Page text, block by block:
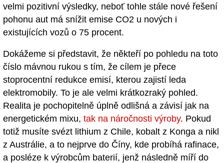
velmi pozitivní výsledky, neboť tohle stále nové řešení
pohonu aut má snížit emise CO2 u nových i
existujících vozů o 75 procent.
Dokážeme si představit, že někteří po pohledu na toto
číslo mávnou rukou s tím, že cílem je přece
stoprocentní redukce emisí, kterou zajistí leda
elektromobily. To je ale velmi krátkozraký pohled.
Realita je pochopitelně úplně odlišná a závisí jak na
energetickém mixu, tak na náročnosti výroby. Pokud
totiž musíte svézt lithium z Chile, kobalt z Konga a nikl
z Austrálie, a to nejprve do Číny, kde probíhá rafinace,
a posléze k výrobcům baterií, jenž následně míří do